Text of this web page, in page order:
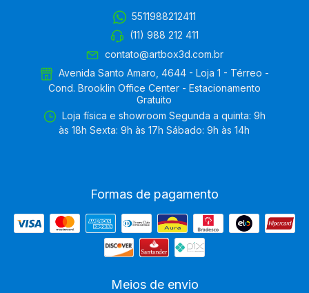
5511988212411
(11) 988 212 411
contato@artbox3d.com.br
Avenida Santo Amaro, 4644 - Loja 1 - Térreo -
Cond. Brooklin Office Center - Estacionamento
Gratuito
Loja física e showroom Segunda a quinta: 9h
às 18h Sexta: 9h às 17h Sábado: 9h às 14h
Formas de pagamento
Meios de envio